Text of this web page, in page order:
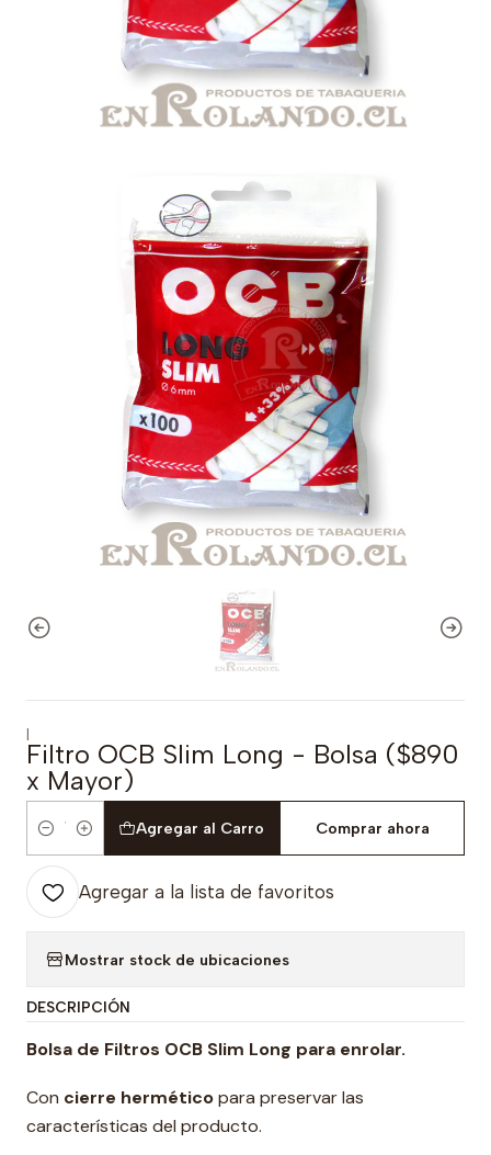
|
Filtro OCB Slim Long - Bolsa ($890
x Mayor)
Cantidad
Agregar al Carro Comprar ahora
Agregar a la lista de favoritos
Mostrar stock de ubicaciones
DESCRIPCIÓN
Bolsa de Filtros OCB Slim Long para enrolar.
Con cierre herméticopara preservar las
características del producto.